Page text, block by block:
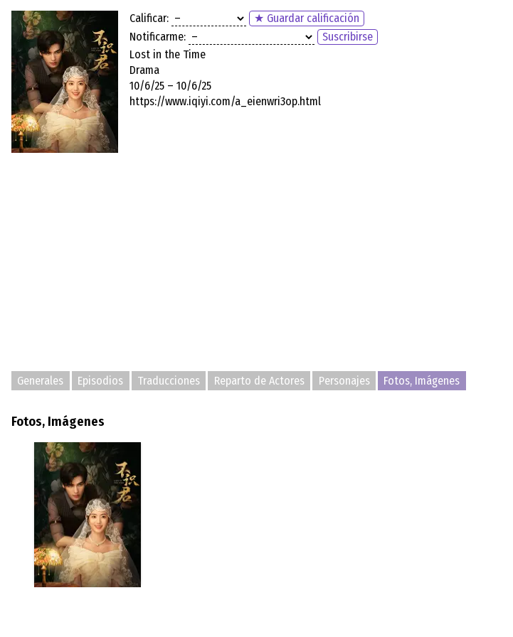
Calificar:
★ Guardar calificación
Notificarme:
Suscribirse
Lost in the Time
Drama
10/6/25 – 10/6/25
https://www.iqiyi.com/a_eienwri3op.html
Generales Episodios Traducciones Reparto de Actores Personajes Fotos, Imágenes
Fotos, Imágenes